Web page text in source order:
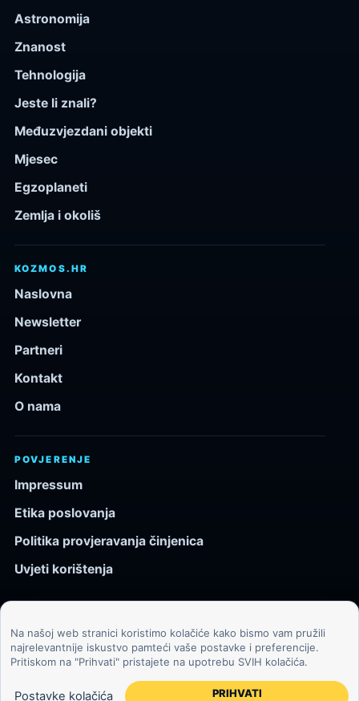
Astronomija
Znanost
Tehnologija
Jeste li znali?
Međuzvjezdani objekti
Mjesec
Egzoplaneti
Zemlja i okoliš
KOZMOS.HR
Naslovna
Newsletter
Partneri
Kontakt
O nama
POVJERENJE
Impressum
Etika poslovanja
Politika provjeravanja činjenica
Uvjeti korištenja
© 2026 Kozmos.hr. Sva prava pridržana.
Svemir, znanost, tehnologija i velike ideje za znatiželjne
čitatelje.
Na našoj web stranici koristimo kolačiće kako bismo vam pružili
najrelevantnije iskustvo pamteći vaše postavke i preferencije.
Pritiskom na "Prihvati" pristajete na upotrebu SVIH kolačića.
Postavke kolačića PRIHVATI